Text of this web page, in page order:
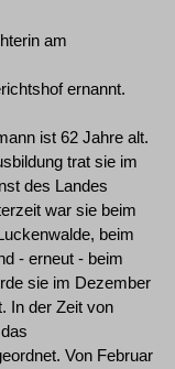
am
ernannt.
ist 62 Jahre alt.
trat sie im
des Landes
war sie beim
beim
- erneut - beim
sie im Dezember
In der Zeit von
Von Februar